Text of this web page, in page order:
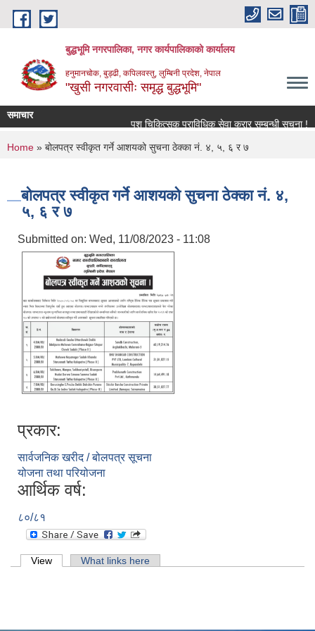
Skip to main content
बुद्धभूमि नगरपालिका, नगर कार्यपालिकाको कार्यालय
हनुमानचोक, बुड्ढी, कपिलवस्तु, लुम्बिनी प्रदेश, नेपाल
"खुसी नगरवासीः समृद्ध बुद्धभूमि"
समाचार
पशु चिकित्सक प्राविधिक सेवा करार सम्बन्धी सूचना !
You are here
Home » बोलपत्र स्वीकृत गर्ने आशयको सुचना ठेक्का नं. ४, ५, ६ र ७
बोलपत्र स्वीकृत गर्ने आशयको सुचना ठेक्का नं. ४,
५, ६ र ७
Submitted on: Wed, 11/08/2023 - 11:08
प्रकार:
सार्वजनिक खरीद / बोलपत्र सूचना
योजना तथा परियोजना
आर्थिक वर्ष:
८०/८१
Primary tabs
View (active tab)What links here